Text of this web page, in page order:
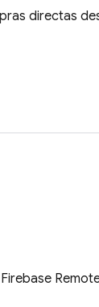
directas
Firebase